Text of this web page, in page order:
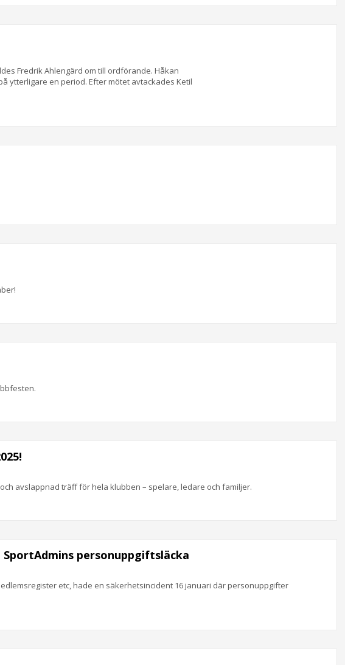
Fredrik Ahlengärd om till ordförande. Håkan
ytterligare en period. Efter mötet avtackades Ketil
avslappnad träff för hela klubben – spelare, ledare och familjer.
personuppgiftsläcka
etc, hade en säkerhetsincident 16 januari där personuppgifter